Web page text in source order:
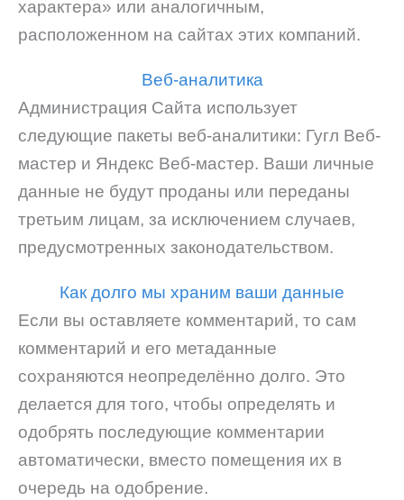
характера» или аналогичным,
расположенном на сайтах этих компаний.
Веб-аналитика
Администрация Сайта использует
следующие пакеты веб-аналитики: Гугл Веб-
мастер и Яндекс Веб-мастер. Ваши личные
данные не будут проданы или переданы
третьим лицам, за исключением случаев,
предусмотренных законодательством.
Как долго мы храним ваши данные
Если вы оставляете комментарий, то сам
комментарий и его метаданные
сохраняются неопределённо долго. Это
делается для того, чтобы определять и
одобрять последующие комментарии
автоматически, вместо помещения их в
очередь на одобрение.